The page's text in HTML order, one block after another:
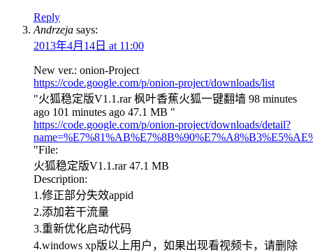
Reply
Andrzeja says:
2013年4月14日 at 11:00
New ver.: onion-Project
https://code.google.com/p/onion-project/downloads/list
"火狐稳定版V1.1.rar 枫叶香蕉火狐一键翻墙 98 minutes
ago 101 minutes ago 47.1 MB "
https://code.google.com/p/onion-project/downloads/detail?
"File:
火狐稳定版V1.1.rar 47.1 MB
Description:
1.修正部分失效appid
2.添加若干流量
3.重新优化启动代码
4.windows xp版以上用户，如果出现看视频卡，请删除